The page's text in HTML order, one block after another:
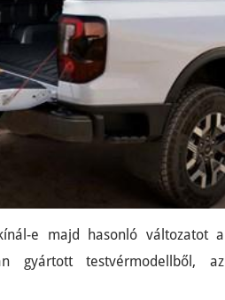
e majd hasonló változatot a
gyártott testvérmodellből, az